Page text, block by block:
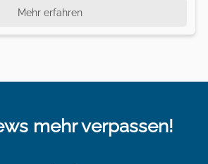
Mehr erfahren
mehr verpassen!